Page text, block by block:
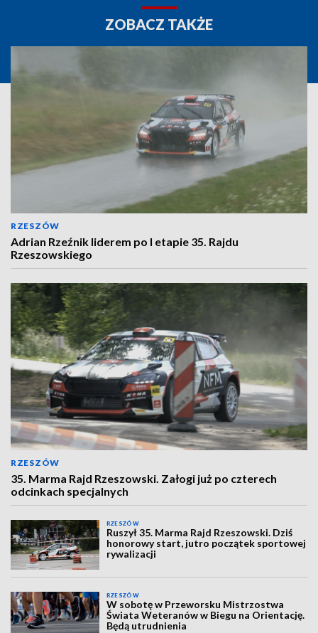
ZOBACZ TAKŻE
RZESZÓW
Adrian Rzeźnik liderem po I etapie 35. Rajdu
Rzeszowskiego
RZESZÓW
35. Marma Rajd Rzeszowski. Załogi już po czterech
odcinkach specjalnych
RZESZÓW
Ruszył 35. Marma Rajd Rzeszowski. Dziś
honorowy start, jutro początek sportowej
rywalizacji
RZESZÓW
W sobotę w Przeworsku Mistrzostwa
Świata Weteranów w Biegu na Orientację.
Będą utrudnienia